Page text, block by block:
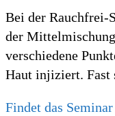
Bei der Rauchfrei-
der
verschiedene
Haut injiziert. Fast
Findet das